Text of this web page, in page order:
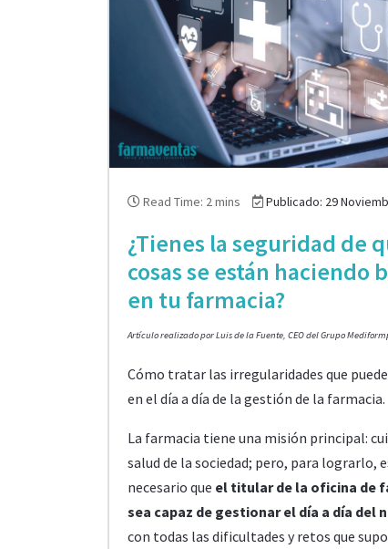
Read Time: 2 mins Publicado: 29
¿Tienes la seguridad de
cosas se están haciendo
en tu farmacia?
Artículo realizado por Luis de la Fuente, CEO del Grupo
Cómo tratar las irregularidades que
en el día a día de la gestión de la farmacia.
La farmacia tiene una misión principal:
salud de la sociedad; pero, para lograrlo,
necesario que el titular de la oficina de
sea capaz de gestionar el día a día del
con todas las dificultades y retos que